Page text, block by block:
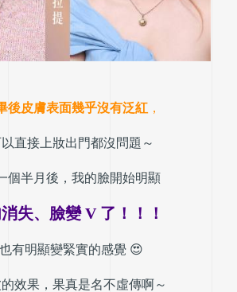
後皮膚表面幾乎沒有泛紅，
直接上妝出門都沒問題～
個半月後， 我的臉開始明顯
失、臉變 V 了！！！
有明顯變緊實的感覺 😍
效果，果真是名不虛傳啊～